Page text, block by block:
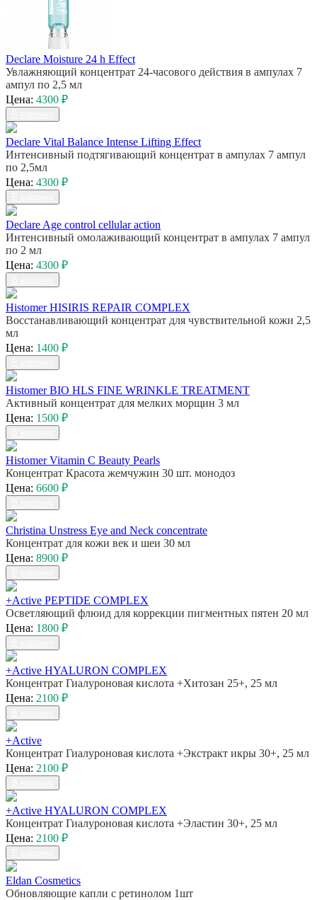
Declare Moisture 24 h Effect
Увлажняющий концентрат 24-часового действия в ампулах 7
ампул по 2,5 мл
Цена: 4300 ₽
Declare Vital Balance Intense Lifting Effect
Интенсивный подтягивающий концентрат в ампулах 7 ампул
по 2,5мл
Цена: 4300 ₽
Declare Age control cellular action
Интенсивный омолаживающий концентрат в ампулах 7 ампул
по 2 мл
Цена: 4300 ₽
Histomer HISIRIS REPAIR COMPLEX
Восстанавливающий концентрат для чувствительной кожи 2,5
мл
Цена: 1400 ₽
Histomer BIO HLS FINE WRINKLE TREATMENT
Активный концентрат для мелких морщин 3 мл
Цена: 1500 ₽
Histomer Vitamin C Beauty Pearls
Концентрат Красота жемчужин 30 шт. монодоз
Цена: 6600 ₽
Christina Unstress Eye and Neck concentrate
Концентрат для кожи век и шеи 30 мл
Цена: 8900 ₽
+Active PEPTIDE COMPLEX
Осветляющий флюид для коррекции пигментных пятен 20 мл
Цена: 1800 ₽
+Active HYALURON COMPLEX
Концентрат Гиалуроновая кислота +Хитозан 25+, 25 мл
Цена: 2100 ₽
+Active
Концентрат Гиалуроновая кислота +Экстракт икры 30+, 25 мл
Цена: 2100 ₽
+Active HYALURON COMPLEX
Концентрат Гиалуроновая кислота +Эластин 30+, 25 мл
Цена: 2100 ₽
Eldan Cosmetics
Обновляющие капли с ретинолом 1шт